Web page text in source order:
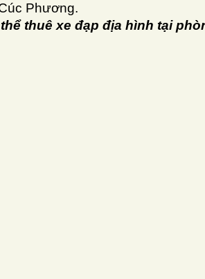
Phương.
thuê xe đạp địa hình tại